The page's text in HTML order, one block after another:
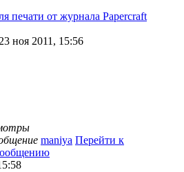
печати от журнала Papercraft
ноя 2011, 15:56
maniya Перейти к